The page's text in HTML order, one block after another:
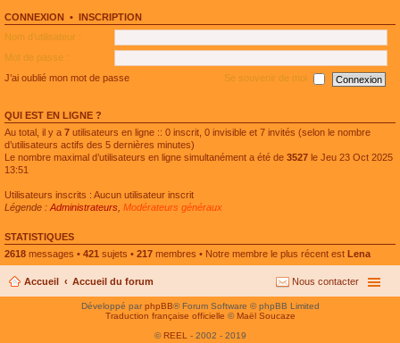
é
c
e
n
t
l
u
s
é
e
u
l
e
l
s
e
n
t
CONNEXION • INSCRIPTION
Nom d’utilisateur :
Mot de passe :
J’ai oublié mon mot de passe
Se souvenir de moi
QUI EST EN LIGNE ?
Au total, il y a 7 utilisateurs en ligne :: 0 inscrit, 0 invisible et 7 invités (selon le nombre
d’utilisateurs actifs des 5 dernières minutes)
Le nombre maximal d’utilisateurs en ligne simultanément a été de 3527 le Jeu 23 Oct 2025
13:51
Utilisateurs inscrits : Aucun utilisateur inscrit
Légende : Administrateurs Modérateurs généraux
STATISTIQUES
2618 messages • 421 sujets • 217 membres • Notre membre le plus récent est Lena
Accueil Accueil du forum Nous contacter
Développé parphpBB® Forum Software © phpBB Limited
Traduction française officielle © Maël Soucaze
© REEL - 2002 - 2019